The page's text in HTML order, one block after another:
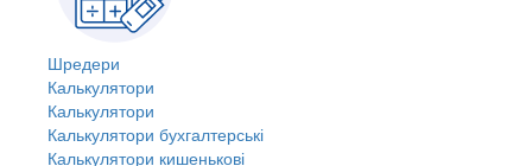
Шредери
Калькулятори
Калькулятори
Калькулятори бухгалтерські
Калькулятори кишенькові